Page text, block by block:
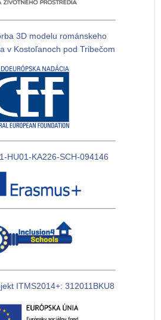
3D modelu románskeho
v Kostoľanoch pod Tribečom
HU01-KA226-SCH-094146
ITMS2014+: 312011BKU8